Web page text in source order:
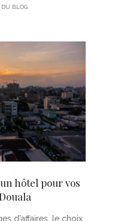
BLOG
hôtel pour vos
d'affaires, le choix